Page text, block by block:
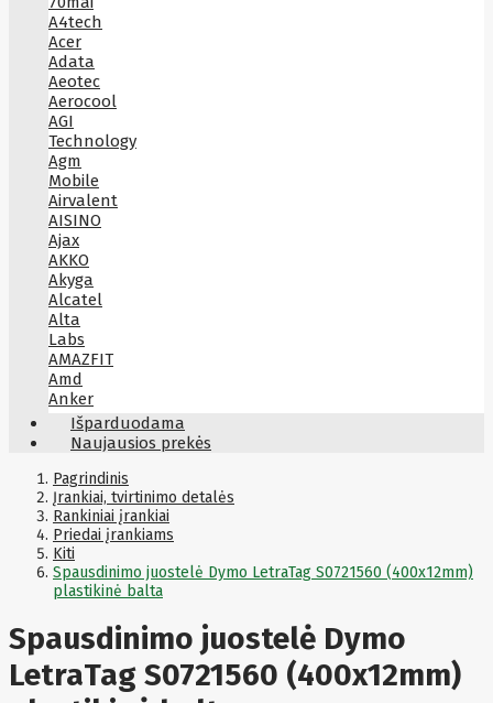
A4tech
Acer
Adata
Aeotec
Aerocool
AGI
Technology
Agm
Mobile
Airvalent
AISINO
Ajax
AKKO
Akyga
Alcatel
Alta
Labs
AMAZFIT
Amd
Anker
Antec
Aoc
Apc
Apollo
Apple
Aqara
Arctic
Armac
ArtAsm
Asrock
ASSMANN
Astroenergy
Išparduodama
Naujausios prekės
Pagrindinis
Įrankiai, tvirtinimo detalės
Rankiniai įrankiai
Priedai įrankiams
Kiti
Spausdinimo juostelė Dymo LetraTag S0721560 (400x12mm)
plastikinė balta
Spausdinimo juostelė Dymo
LetraTag S0721560 (400x12mm)